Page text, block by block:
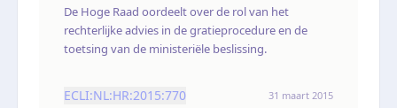
De Hoge Raad oordeelt over de rol van het
rechterlijke advies in de gratieprocedure en de
toetsing van de ministeriële beslissing.
ECLI:NL:HR:2015:770 31 maart 2015